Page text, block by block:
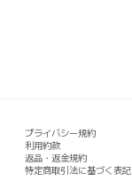
プライバシー規約
利用約款
返品・返金規約
特定商取引法に基づく表記